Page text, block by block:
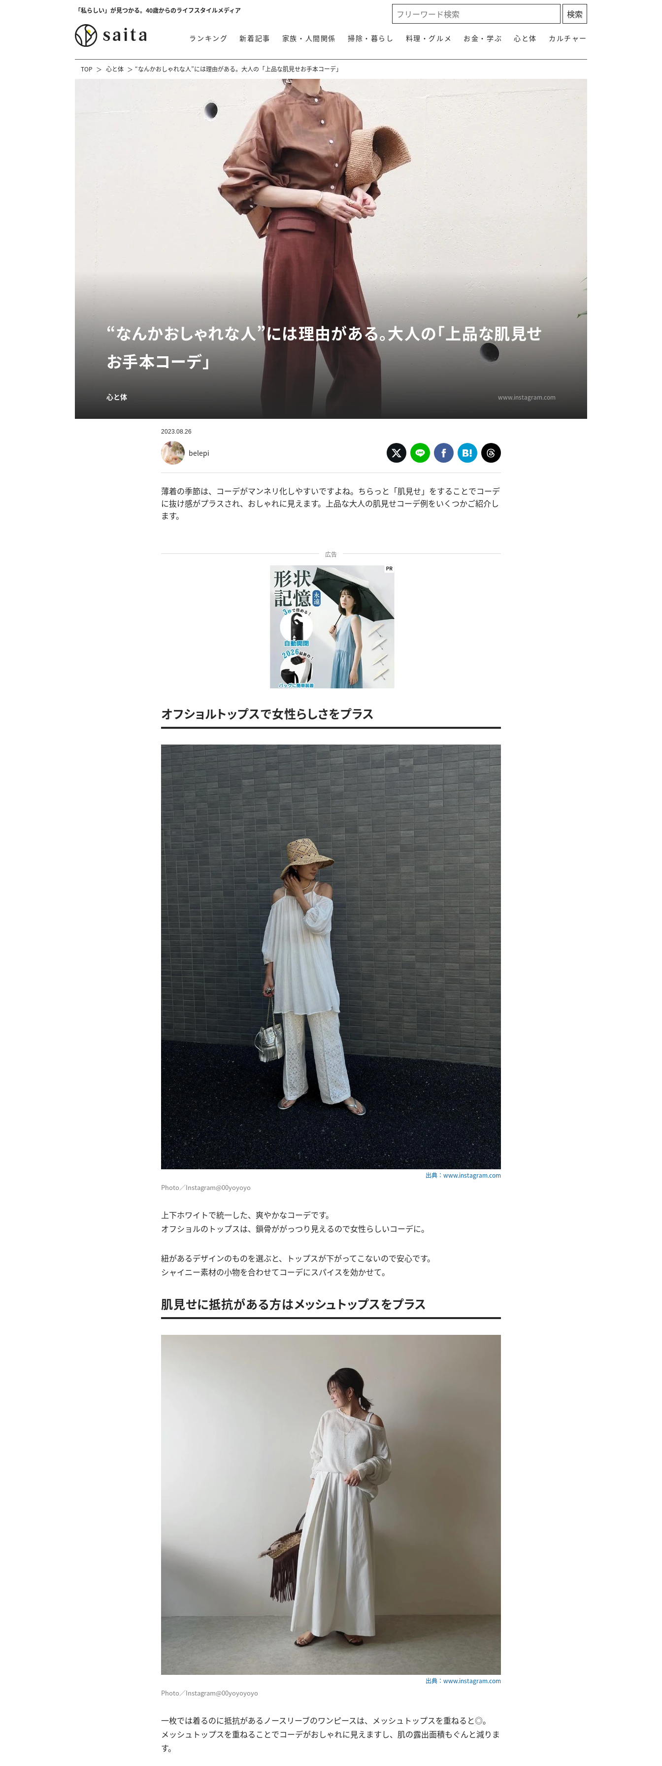
「私らしい」が見つかる。40歳からのライフスタイルメディア
ランキング 新着記事 家族・人間関係 掃除・暮らし 料理・グルメ お金・学ぶ 心と体 カルチャー
TOP 心と体 “なんかおしゃれな人”には理由がある。大人の「上品な肌見せお手本コーデ」
“なんかおしゃれな人”には理由がある。大人の「上品な肌見せ
お手本コーデ」
心と体 www.instagram.com
2023.08.26
belepi
薄着の季節は、コーデがマンネリ化しやすいですよね。ちらっと「肌見せ」をすることでコーデ
に抜け感がプラスされ、おしゃれに見えます。上品な大人の肌見せコーデ例をいくつかご紹介し
ます。
広告
オフショルトップスで女性らしさをプラス
出典：www.instagram.com
Photo／Instagram@00yoyoyo
上下ホワイトで統一した、爽やかなコーデです。
オフショルのトップスは、鎖骨ががっつり見えるので女性らしいコーデに。
紐があるデザインのものを選ぶと、トップスが下がってこないので安心です。
シャイニー素材の小物を合わせてコーデにスパイスを効かせて。
肌見せに抵抗がある方はメッシュトップスをプラス
出典：www.instagram.com
Photo／Instagram@00yoyoyoyo
一枚では着るのに抵抗があるノースリーブのワンピースは、メッシュトップスを重ねると◎。
メッシュトップスを重ねることでコーデがおしゃれに見えますし、肌の露出面積もぐんと減りま
す。